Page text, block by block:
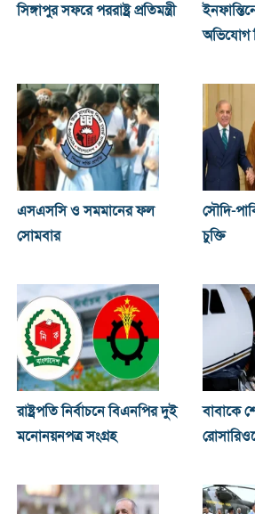
সিঙ্গাপুর সফরে পররাষ্ট্র প্রতিমন্ত্রী
অভিযোগ
এসএসসি ও সমমানের ফল
সোমবার
সৌদি-
চুক্তি
রাষ্ট্রপতি নির্বাচনে বিএনপির দুই
মনোনয়নপত্র সংগ্রহ
বাবাকে